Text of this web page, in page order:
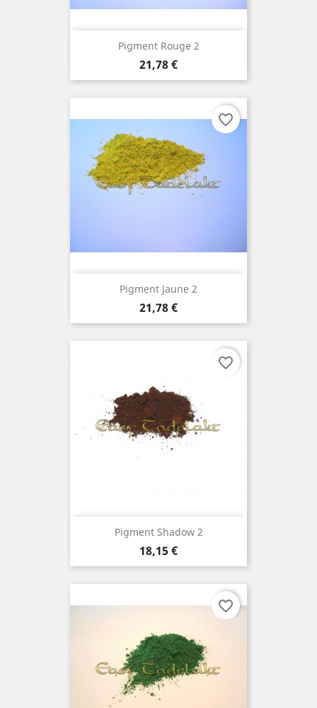
Pigment Rouge 2
Prix
21,78 €
Pigment Jaune 2
Prix
21,78 €
favorite_border
Pigment Shadow 2
Prix
18,15 €
favorite_border
favorite_border